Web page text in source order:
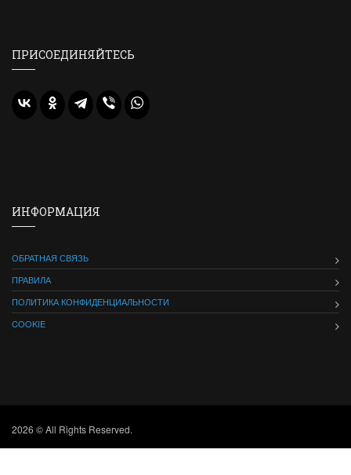
ПРИСОЕДИНЯЙТЕСЬ
ИНФОРМАЦИЯ
ОБРАТНАЯ СВЯЗЬ
ПРАВИЛА
ПОЛИТИКА КОНФИДЕНЦИАЛЬНОСТИ
COOKIE
2026 © All Rights Reserved.